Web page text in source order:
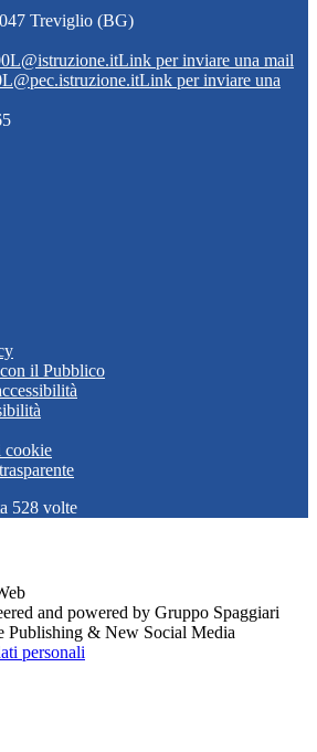
Treviglio (BG)
Link per inviare una mail
Link per inviare una
il Pubblico
cookie
528 volte
and powered by Gruppo Spaggiari
Publishing & New Social Media
personali